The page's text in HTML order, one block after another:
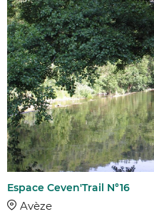
Espace Ceven'Trail N°16
Avèze